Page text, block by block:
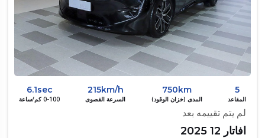
5
المقاعد
750km
المدى (خزان الوقود)
215km/h
السرعة القصوى
6.1sec
0-100 كم/ساعة
لم يتم تقييمه بعد
افاتار 12 2025